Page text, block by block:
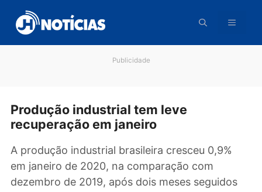
para
conteúdo
Produção industrial tem leve
A produção industrial brasileira cresceu 0,9%
em janeiro de 2020, na comparação com